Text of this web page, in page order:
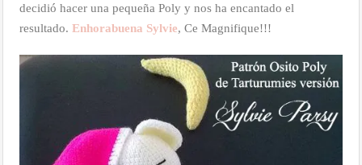
decidió hacer una pequeña Poly y nos ha encantado el
resultado. Enhorabuena Sylvie, Ce Magnifique!!!